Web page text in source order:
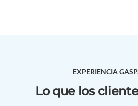
EXPERIENCIA
Lo que los